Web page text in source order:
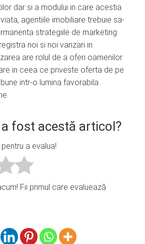
dar si a modului in care acestia
agentiile imobiliare trebuie sa-
strategiile de marketing
noi si noi vanzari in
are rolul de a oferi oamenilor
in ceea ce priveste oferta de pe
intr-o lumina favorabila
fost acestă articol?
a evalua!
Fii primul care evaluează